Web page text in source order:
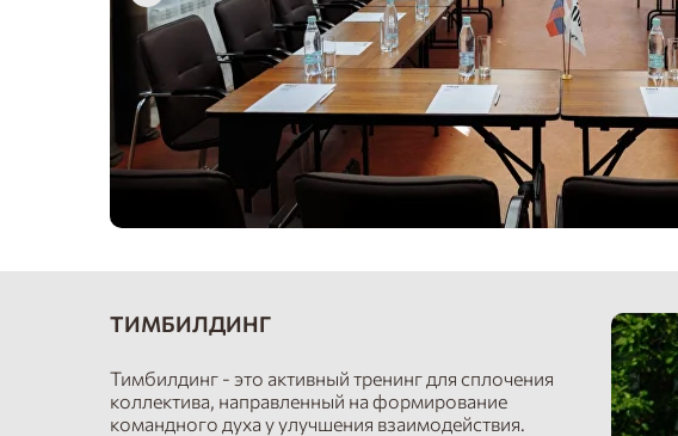
Тимбилдинг - это активный тренинг для сплочения
коллектива, направленный на формирование
командного духа у улучшения взаимодействия.
ТИМБИЛДИНГ